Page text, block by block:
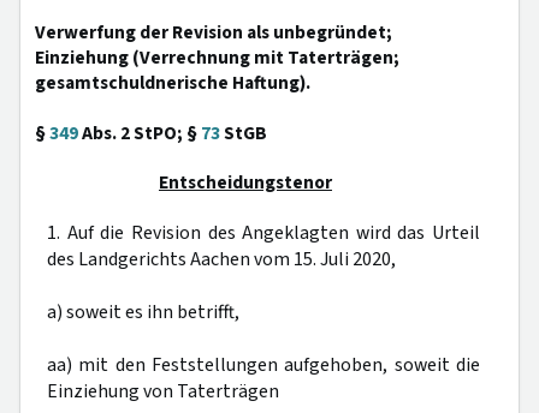
Verwerfung der Revision als unbegründet;
Einziehung (Verrechnung mit Taterträgen;
gesamtschuldnerische Haftung).
§349Abs. 2 StPO; §73StGB
Entscheidungstenor
1. Auf die Revision des Angeklagten wird das Urteil
des Landgerichts Aachen vom 15. Juli 2020,
a) soweit es ihn betrifft,
aa) mit den Feststellungen aufgehoben, soweit die
Einziehung von Taterträgen